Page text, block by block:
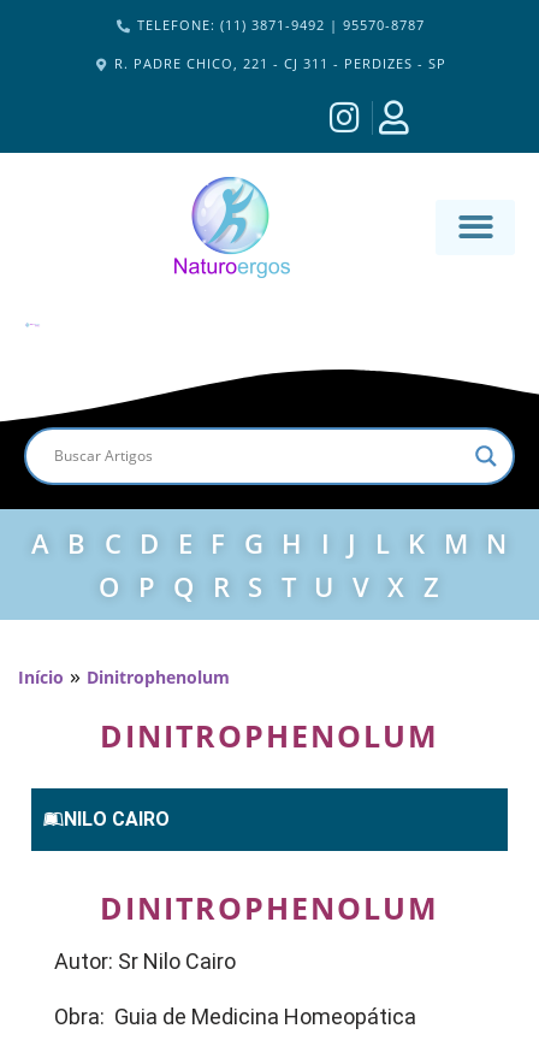
TELEFONE: (11) 3871-9492 | 95570-8787
R. PADRE CHICO, 221 - CJ 311 - PERDIZES - SP
A B C D E F G H I J L K M N
O
P Q R S T U V X Z
Início » Dinitrophenolum
DINITROPHENOLUM
NILO CAIRO
DINITROPHENOLUM
Autor: Sr Nilo Cairo
Obra: Guia de Medicina Homeopática